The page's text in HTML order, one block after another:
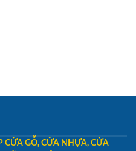
CỬA GỖ, CỬA NHỰA, CỬA